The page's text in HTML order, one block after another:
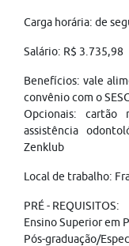
Carga horária: de
Salário: R$ 3.735,98
Benefícios: vale
convênio com o
Opcionais: cartão
assistência
Zenklub
Local de trabalho:
PRÉ - REQUISITOS:
Ensino Superior em
Pós-graduação/